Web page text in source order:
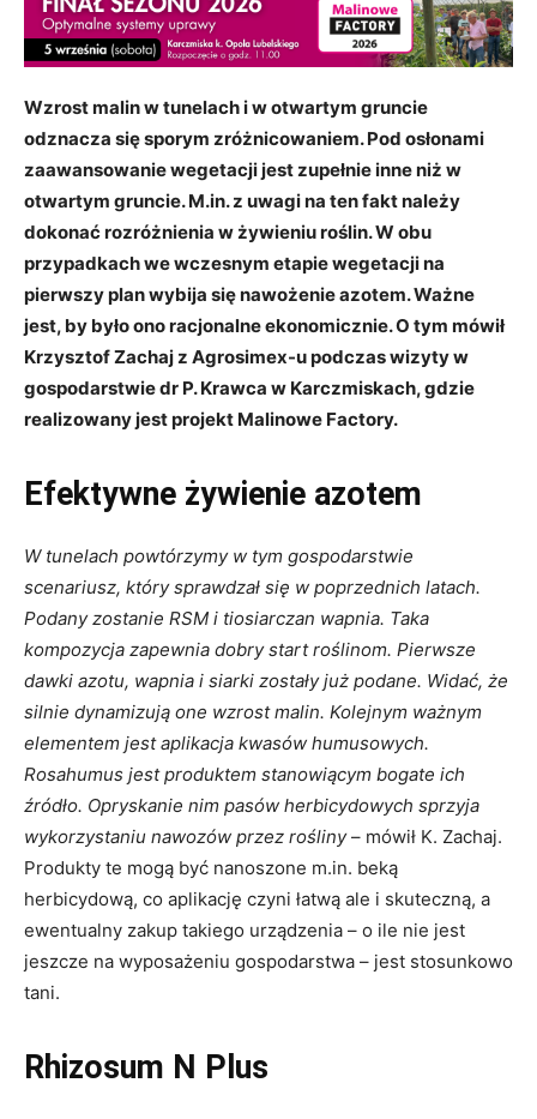
Wzrost malin w tunelach i w otwartym gruncie
odznacza się sporym zróżnicowaniem. Pod osłonami
zaawansowanie wegetacji jest zupełnie inne niż w
otwartym gruncie. M.in. z uwagi na ten fakt należy
dokonać rozróżnienia w żywieniu roślin. W obu
przypadkach we wczesnym etapie wegetacji na
pierwszy plan wybija się nawożenie azotem. Ważne
jest, by było ono racjonalne ekonomicznie. O tym mówił
Krzysztof Zachaj z Agrosimex-u podczas wizyty w
gospodarstwie dr P. Krawca w Karczmiskach, gdzie
realizowany jest projekt Malinowe Factory.
Efektywne żywienie azotem
W tunelach powtórzymy w tym gospodarstwie
scenariusz, który sprawdzał się w poprzednich latach.
Podany zostanie RSM i tiosiarczan wapnia. Taka
kompozycja zapewnia dobry start roślinom. Pierwsze
dawki azotu, wapnia i siarki zostały już podane. Widać, że
silnie dynamizują one wzrost malin. Kolejnym ważnym
elementem jest aplikacja kwasów humusowych.
Rosahumus jest produktem stanowiącym bogate ich
źródło. Opryskanie nim pasów herbicydowych sprzyja
wykorzystaniu nawozów przez rośliny– mówił K. Zachaj.
Produkty te mogą być nanoszone m.in. beką
herbicydową, co aplikację czyni łatwą ale i skuteczną, a
ewentualny zakup takiego urządzenia – o ile nie jest
jeszcze na wyposażeniu gospodarstwa – jest stosunkowo
tani.
Rhizosum N Plus